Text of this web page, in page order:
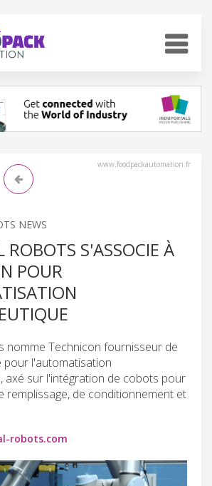
www.foodpackautomation.fr
NEWS
ROBOTS S'ASSOCIE À
POUR
nomme Technicon fournisseur de
pour l'automatisation
axé sur l'intégration de cobots pour
remplissage, de conditionnement et
robots.com